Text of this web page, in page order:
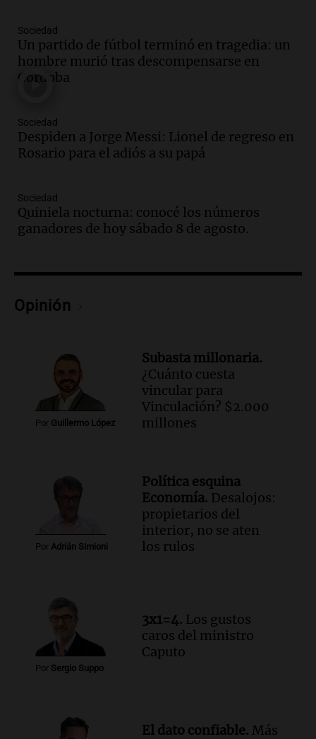
Audio.El orgullo y el sueño argentino de
Jorge Messi en una entrevista con Rony
Vargas en 2007
Audio.El abuelo de Agostina Vega, tras
las nuevas detenciones: "En esa casa
Episodios
Audio.Una nutricionista derribó el mito
del desayuno ideal: qué alimentos
Episodios
Audio.Mateo, a los 25 años, lucha
contra el tiempo: necesita un trasplante
para poder seguir viviend
Estiman que la inflación nacional
de julio será menor al 2,9% registrado
en CABA
Una mañana para todos
Episodios
Una mañana para todos
Episodios
Audio.Chile planteó mejorar la
conectividad fronteriza, aérea y digital
con Jujuy
Sociedad
Un partido de fútbol terminó en tragedia: un
hombre murió tras descompensarse en
Córdoba
Sociedad
Despiden a Jorge Messi: Lionel de regreso en
Rosario para el adiós a su papá
Sociedad
Quiniela nocturna: conocé los números
ganadores de hoy sábado 8 de agosto.
Opinión
Por Guillermo López
Subasta millonaria.
¿Cuánto cuesta
vincular para
Vinculación? $2.000
millones
Por Adrián Simioni
Política esquina
Economía. Desalojos:
propietarios del
interior, no se aten
los rulos
Por Sergio Suppo
3x1=4. Los gustos
caros del ministro
Caputo
El dato confiable. Más